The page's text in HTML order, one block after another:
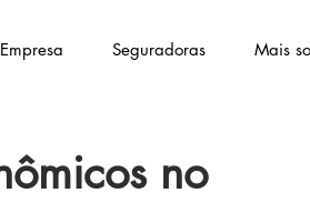
Empresa Seguradoras Mais
no